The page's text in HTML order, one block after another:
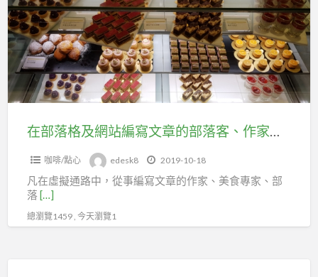
售
貨
職
業
工
格
及
網
站
編
寫
客、
在部落格及網站編寫文章的部落客、作家、美食專家及專題作家，應加入台北市及新北市企劃經理人職業工會投保勞保
咖啡/點心 edesk8 2019-10-18
凡在虛擬通路中，從事編寫文章的作家、美食專家、部
落[…]
總瀏覽1459 , 今天瀏覽1